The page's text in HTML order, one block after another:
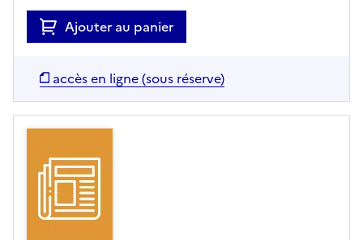
Ajouter au panier
accès en ligne (sous réserve)